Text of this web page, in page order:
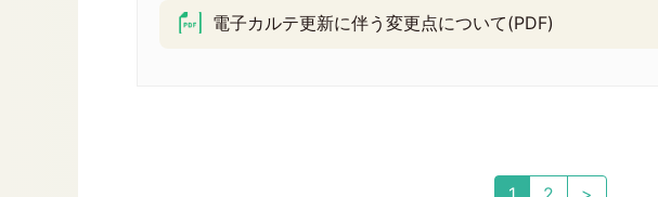
電子カルテ更新に伴う変更点について(PDF)